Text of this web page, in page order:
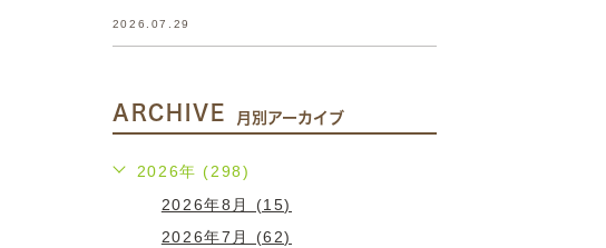
2026.07.29
ARCHIVE 月別アーカイブ
2026年 (298)
2026年8月 (15)
2026年7月 (62)